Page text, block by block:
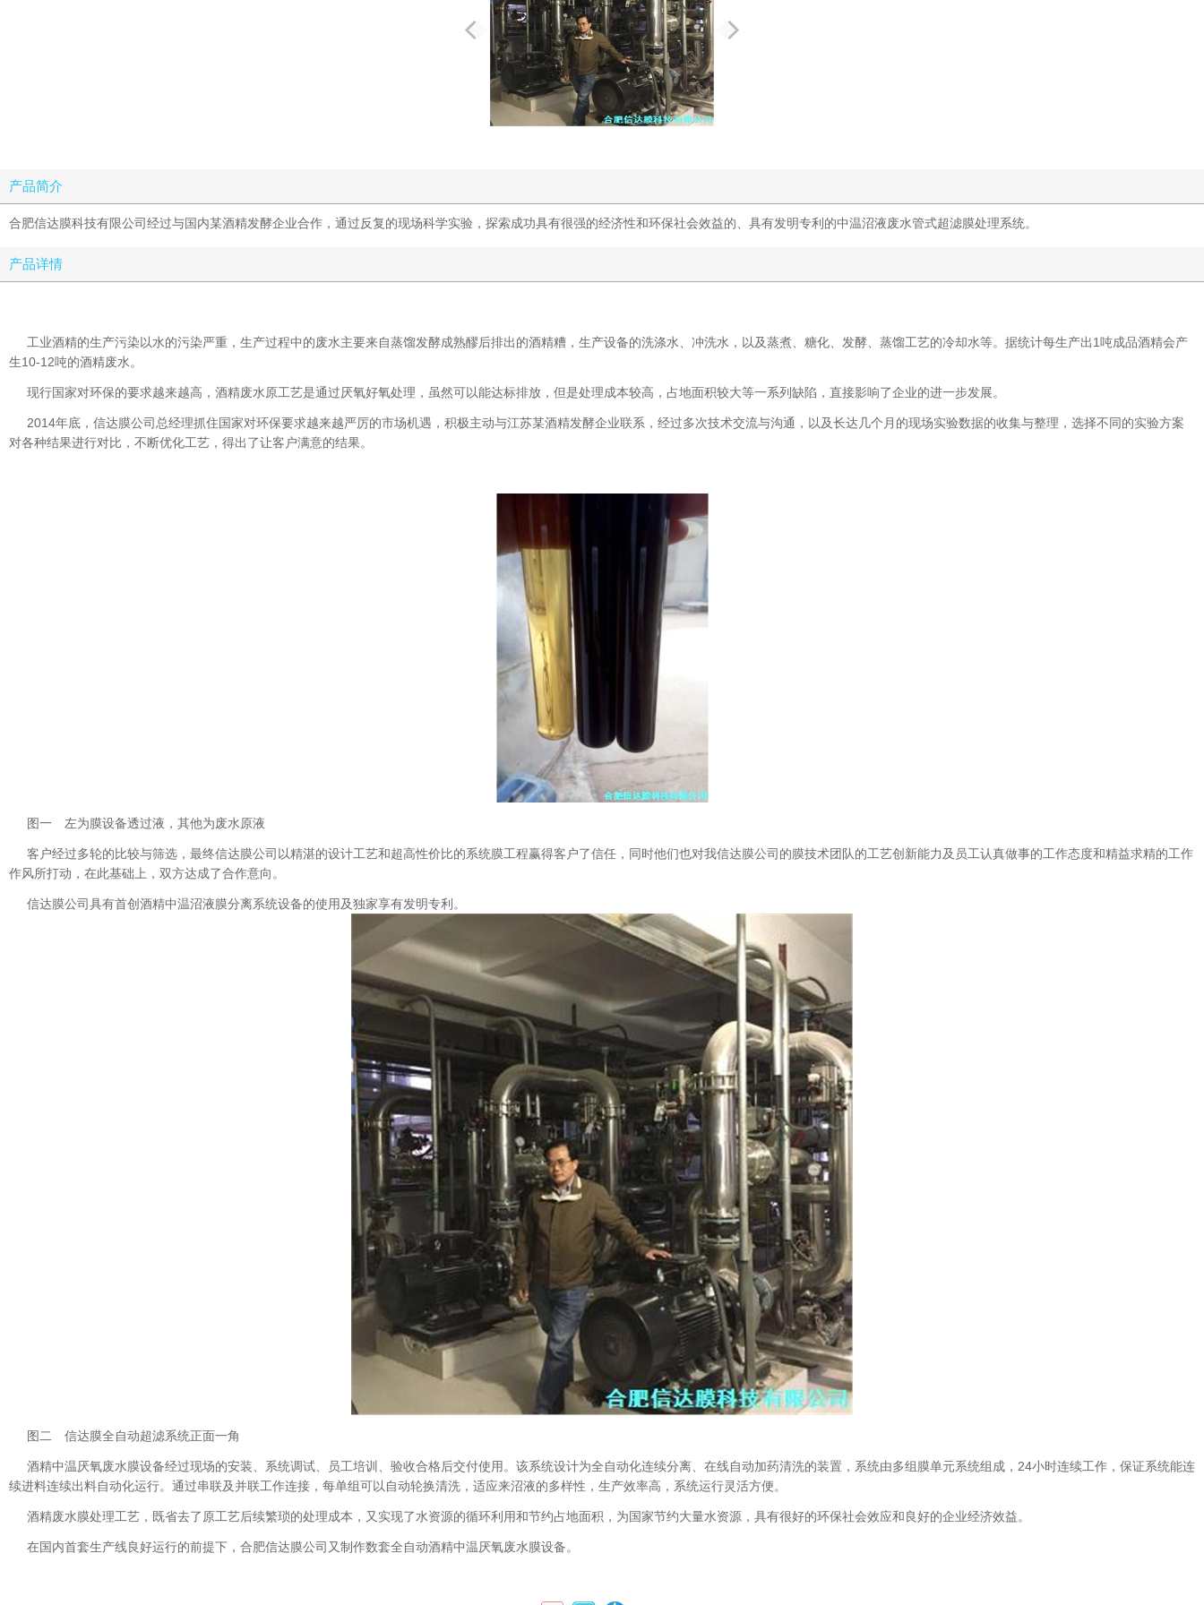
产品简介
合肥信达膜科技有限公司经过与国内某酒精发酵企业合作，通过反复的现场科学实验，探索成功具有很强的经济性和环保社会效益的、具有发明专利的中温沼液废水管式超滤膜处理系统。
产品详情
工业酒精的生产污染以水的污染严重，生产过程中的废水主要来自蒸馏发酵成熟醪后排出的酒精糟，生产设备的洗涤水、冲洗水，以及蒸煮、糖化、发酵、蒸馏工艺的冷却水等。据统计每生产出1吨成品酒精会产
生10-12吨的酒精废水。
现行国家对环保的要求越来越高，酒精废水原工艺是通过厌氧好氧处理，虽然可以能达标排放，但是处理成本较高，占地面积较大等一系列缺陷，直接影响了企业的进一步发展。
2014年底，信达膜公司总经理抓住国家对环保要求越来越严厉的市场机遇，积极主动与江苏某酒精发酵企业联系，经过多次技术交流与沟通，以及长达几个月的现场实验数据的收集与整理，选择不同的实验方案
对各种结果进行对比，不断优化工艺，得出了让客户满意的结果。
图一 左为膜设备透过液，其他为废水原液
客户经过多轮的比较与筛选，最终信达膜公司以精湛的设计工艺和超高性价比的系统膜工程赢得客户了信任，同时他们也对我信达膜公司的膜技术团队的工艺创新能力及员工认真做事的工作态度和精益求精的工作
作风所打动，在此基础上，双方达成了合作意向。
信达膜公司具有首创酒精中温沼液膜分离系统设备的使用及独家享有发明专利。
图二 信达膜全自动超滤系统正面一角
酒精中温厌氧废水膜设备经过现场的安装、系统调试、员工培训、验收合格后交付使用。该系统设计为全自动化连续分离、在线自动加药清洗的装置，系统由多组膜单元系统组成，24小时连续工作，保证系统能连
续进料连续出料自动化运行。通过串联及并联工作连接，每单组可以自动轮换清洗，适应来沼液的多样性，生产效率高，系统运行灵活方便。
酒精废水膜处理工艺，既省去了原工艺后续繁琐的处理成本，又实现了水资源的循环利用和节约占地面积，为国家节约大量水资源，具有很好的环保社会效应和良好的企业经济效益。
在国内首套生产线良好运行的前提下，合肥信达膜公司又制作数套全自动酒精中温厌氧废水膜设备。